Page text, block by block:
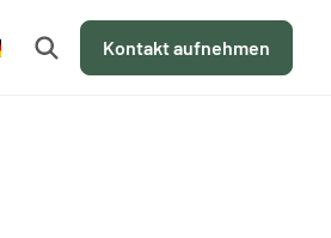
Kontakt aufnehmen